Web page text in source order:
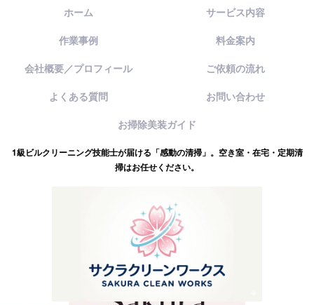
1級ビルクリーニング技能士が届ける「感動の清掃」。空き室・在宅・定期清
掃はお任せください。
ホーム サービス内容
作業事例 料金案内
会社概要／プロフィール ご依頼の流れ
よくある質問 お問い合わせ
お掃除美装ガイド